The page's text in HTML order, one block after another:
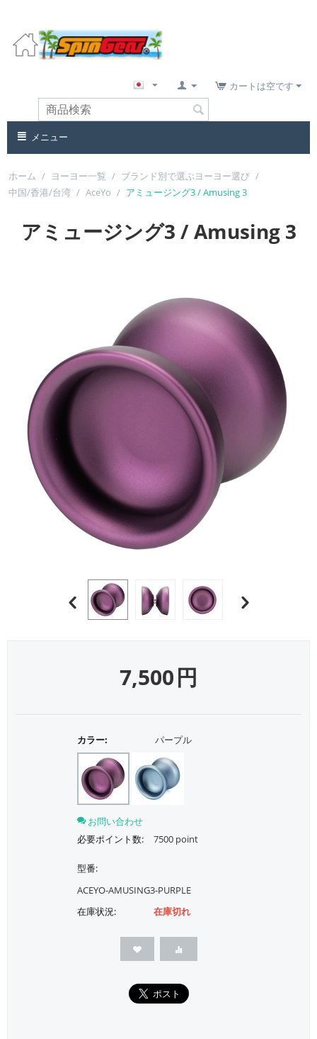
カートは空です
メニュー
ホーム / ヨーヨー一覧 / ブランド別で選ぶヨーヨー選び /
中国/香港/台湾 / AceYo / アミュージング3 / Amusing 3
アミュージング3 / Amusing 3
7,500円
カラー: パープル
お問い合わせ
必要ポイント数:
7500 point
型番:
ACEYO-AMUSING3-PURPLE
在庫状況:
在庫切れ